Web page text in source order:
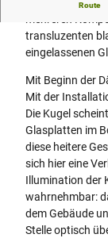
Route
transluzenten
eingelassenen
Mit Beginn der
Mit der
Die Kugel
Glasplatten im
diese heitere
sich hier eine
Illumination der
wahrnehmbar:
dem Gebäude
Stelle optisch